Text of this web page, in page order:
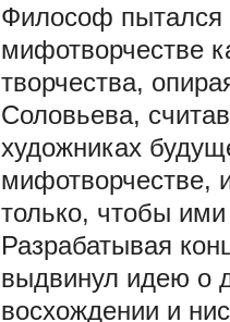
Философ пытался
мифотворчестве
творчества,
Соловьева,
художниках
мифотворчестве,
только, чтобы
Разрабатывая
выдвинул идею о
восхождении и